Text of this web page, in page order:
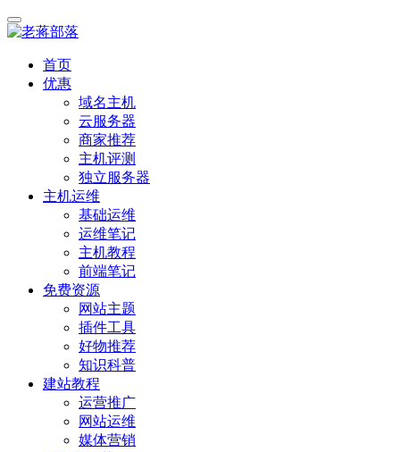
首页
优惠
域名主机
云服务器
商家推荐
主机评测
独立服务器
主机运维
基础运维
运维笔记
主机教程
前端笔记
免费资源
网站主题
插件工具
好物推荐
知识科普
建站教程
运营推广
网站运维
媒体营销